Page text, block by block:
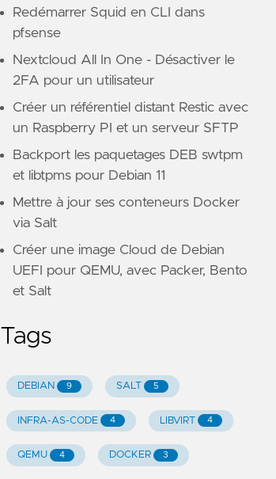
Redémarrer Squid en CLI dans
pfsense
Nextcloud All In One - Désactiver le
2FA pour un utilisateur
Créer un référentiel distant Restic avec
un Raspberry PI et un serveur SFTP
Backport les paquetages DEB swtpm
et libtpms pour Debian 11
Mettre à jour ses conteneurs Docker
via Salt
Créer une image Cloud de Debian
UEFI pour QEMU, avec Packer, Bento
et Salt
Tags
DEBIAN 9 SALT 5
INFRA-AS-CODE 4 LIBVIRT 4
QEMU 4 DOCKER 3